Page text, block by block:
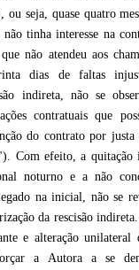
seja, quase quatro
tinha interesse na
não atendeu aos
dias de faltas
indireta, não se
contratuais que
do contrato por justa
Com efeito, a quitação
noturno e a não
na inicial, não se
da rescisão
e alteração
a Autora a se